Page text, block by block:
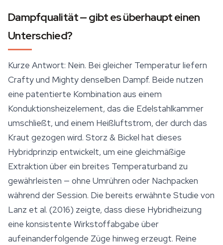
Dampfqualität — gibt es überhaupt einen
Unterschied?
Kurze Antwort: Nein. Bei gleicher Temperatur liefern
Crafty und Mighty denselben Dampf. Beide nutzen
eine patentierte Kombination aus einem
Konduktionsheizelement, das die Edelstahlkammer
umschließt, und einem Heißluftstrom, der durch das
Kraut gezogen wird. Storz & Bickel hat dieses
Hybridprinzip entwickelt, um eine gleichmäßige
Extraktion über ein breites Temperaturband zu
gewährleisten — ohne Umrühren oder Nachpacken
während der Session. Die bereits erwähnte Studie von
Lanz et al. (2016) zeigte, dass diese Hybridheizung
eine konsistente Wirkstoffabgabe über
aufeinanderfolgende Züge hinweg erzeugt. Reine